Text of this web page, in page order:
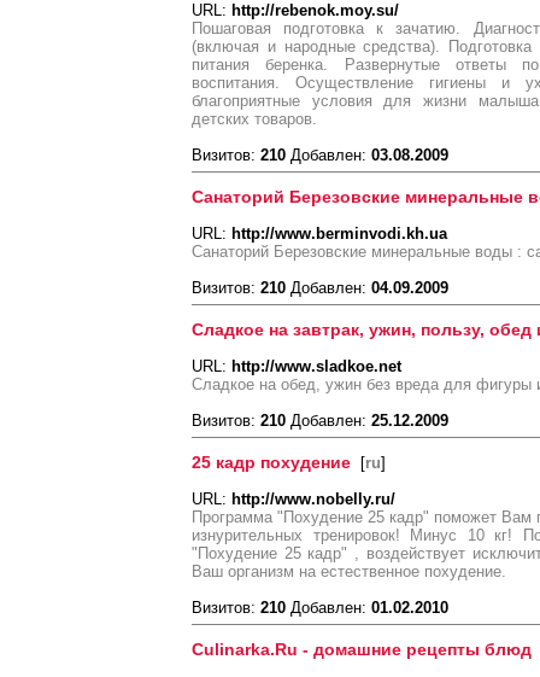
URL: http://rebenok.moy.su/
Пошаговая подготовка к зачатию.
(включая и народные средства).
питания беренка. Развернутые ответы
воспитания. Осуществление гигиены и
благоприятные условия для жизни
детских товаров.
Визитов: 210 Добавлен: 03.08.2009
Санаторий Березовские минеральные
URL: http://www.berminvodi.kh.ua
Санаторий Березовские минеральные воды :
Визитов: 210 Добавлен: 04.09.2009
Сладкое на завтрак, ужин, пользу,
URL: http://www.sladkoe.net
Сладкое на обед, ужин без вреда для фигуры
Визитов: 210 Добавлен: 25.12.2009
25 кадр похудение [ru]
URL: http://www.nobelly.ru/
Программа "Похудение 25 кадр" поможет Вам
изнурительных тренировок! Минус 10 кг!
"Похудение 25 кадр" , воздействует
Ваш организм на естественное похудение.
Визитов: 210 Добавлен: 01.02.2010
Culinarka.Ru - домашние рецепты блюд